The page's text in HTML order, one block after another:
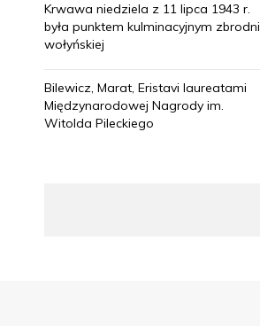
Krwawa niedziela z 11 lipca 1943 r.
była punktem kulminacyjnym zbrodni
wołyńskiej
Bilewicz, Marat, Eristavi laureatami
Międzynarodowej Nagrody im.
Witolda Pileckiego